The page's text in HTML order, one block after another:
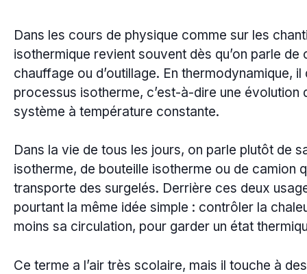
Dans les cours de physique comme sur les
isothermique revient souvent dès qu’on parle de
chauffage ou d’outillage. En thermodynamique, il
processus isotherme, c’est-à-dire une évolution
système à température constante.
Dans la vie de tous les jours, on parle plutôt de
isotherme, de bouteille isotherme ou de camion
transporte des surgelés. Derrière ces deux
pourtant la même idée simple : contrôler la
moins sa circulation, pour garder un état
Ce terme a l’air très scolaire, mais il touche à